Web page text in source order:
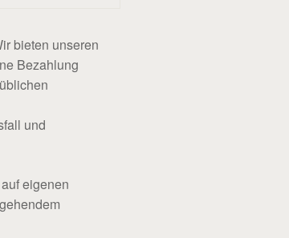
bieten unseren
Bezahlung
und
eigenen